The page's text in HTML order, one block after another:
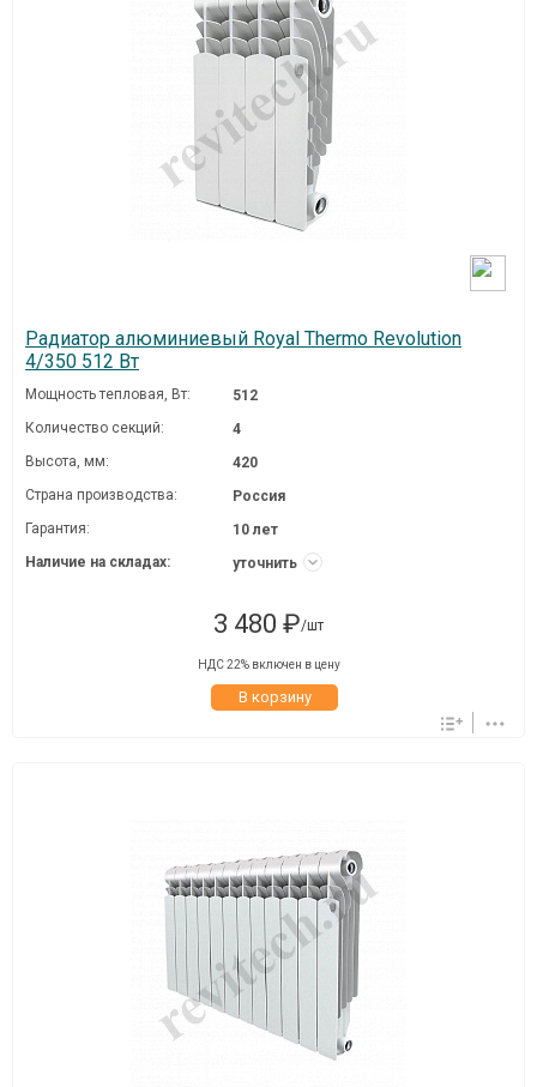
Радиатор алюминиевый Royal Thermo Revolution
4/350 512 Вт
Мощность тепловая, Вт:
512
Количество секций:
4
Высота, мм:
420
Страна производства:
Россия
Гарантия:
10 лет
Наличие на складах:
уточнить
3 480 ₽/шт
НДС 22% включен в цену
В корзину